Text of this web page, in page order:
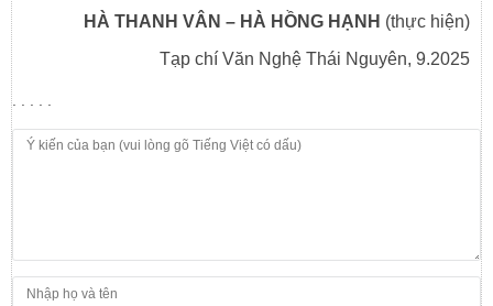
HÀ THANH VÂN – HÀ HỒNG HẠNH (thực hiện)
Tạp chí Văn Nghệ Thái Nguyên, 9.2025
. . . . .